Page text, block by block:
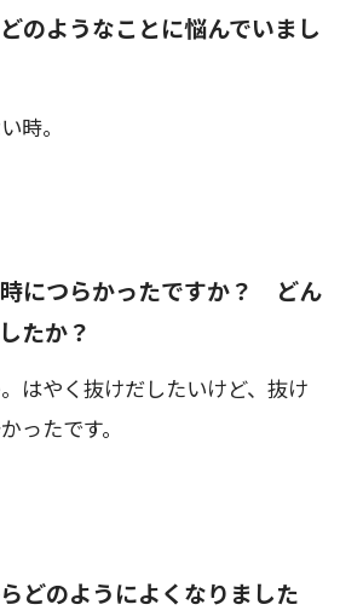
のようなことに悩んでいまし
時。
につらかったですか？ どん
たか？
はやく抜けだしたいけど、抜け
ったです。
どのようによくなりました